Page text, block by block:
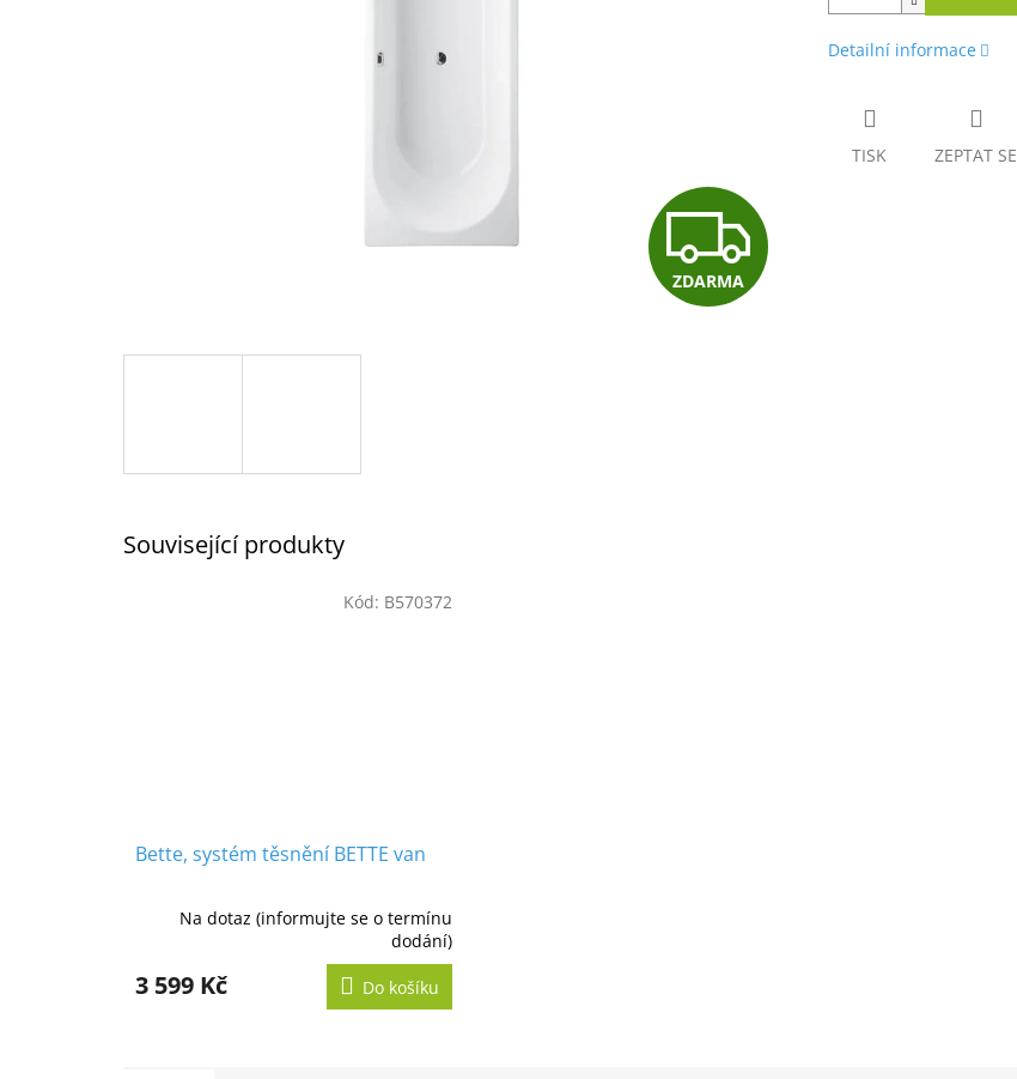
Z
D
ZDARMA
Detailní informace
TISK ZEPTAT SE
Související produkty
Bette, systém těsnění BETTE van
Na dotaz (informujte se o termínu
dodání)
3 599 Kč Do košíku
Kód: B570372